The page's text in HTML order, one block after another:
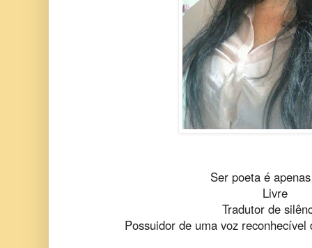
Ser poeta é
Livre
Tradutor de
Possuidor de uma voz